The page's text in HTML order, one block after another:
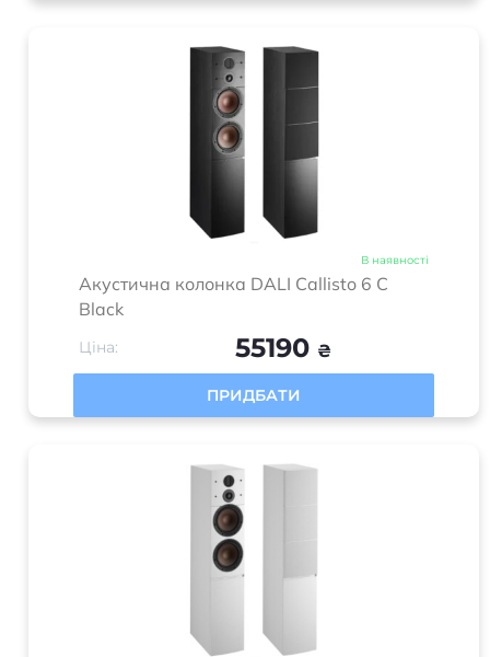
В наявності
Акустична колонка DALI Callisto 6 C
Black
Ціна: 55190 ₴
ПРИДБАТИ